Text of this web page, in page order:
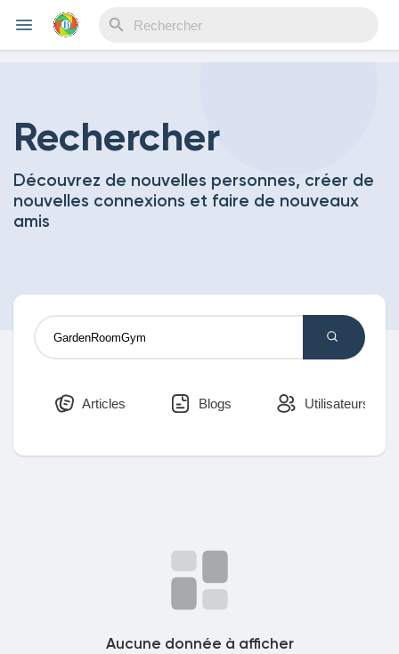
Découvrir Evènements
Découvrir Blogs
Mes Articles
Rechercher
Découvrez de nouvelles personnes, créer de
nouvelles connexions et faire de nouveaux
amis
Articles Blogs Utilisateurs
Aucune donnée à afficher